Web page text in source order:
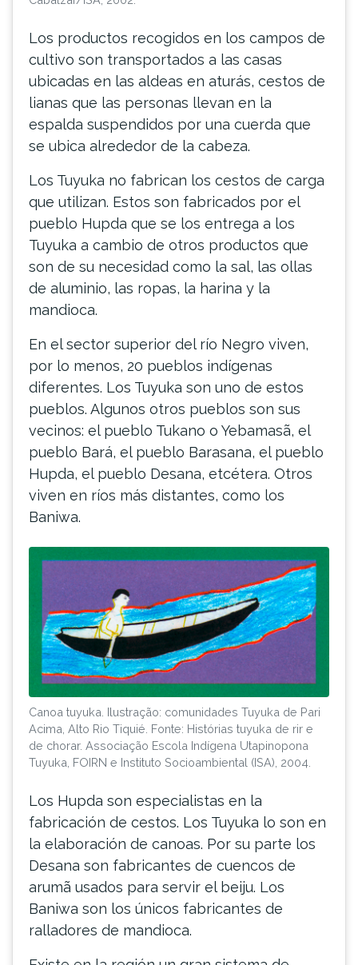
Los productos recogidos en los campos de
cultivo son transportados a las casas
ubicadas en las aldeas en aturás, cestos de
lianas que las personas llevan en la
espalda suspendidos por una cuerda que
se ubica alrededor de la cabeza.
Los Tuyuka no fabrican los cestos de carga
que utilizan. Estos son fabricados por el
pueblo Hupda que se los entrega a los
Tuyuka a cambio de otros productos que
son de su necesidad como la sal, las ollas
de aluminio, las ropas, la harina y la
mandioca.
En el sector superior del río Negro viven,
por lo menos, 20 pueblos indígenas
diferentes. Los Tuyuka son uno de estos
pueblos. Algunos otros pueblos son sus
vecinos: el pueblo Tukano o Yebamasã, el
pueblo Bará, el pueblo Barasana, el pueblo
Hupda, el pueblo Desana, etcétera. Otros
viven en ríos más distantes, como los
Baniwa.
Canoa tuyuka. Ilustração: comunidades Tuyuka de Pari
Acima, Alto Rio Tiquié. Fonte: Histórias tuyuka de rir e
de chorar. Associação Escola Indígena Utapinopona
Tuyuka, FOIRN e Instituto Socioambiental (ISA), 2004.
Los Hupda son especialistas en la
fabricación de cestos. Los Tuyuka lo son en
la elaboración de canoas. Por su parte los
Desana son fabricantes de cuencos de
arumã usados para servir el beiju. Los
Baniwa son los únicos fabricantes de
ralladores de mandioca.